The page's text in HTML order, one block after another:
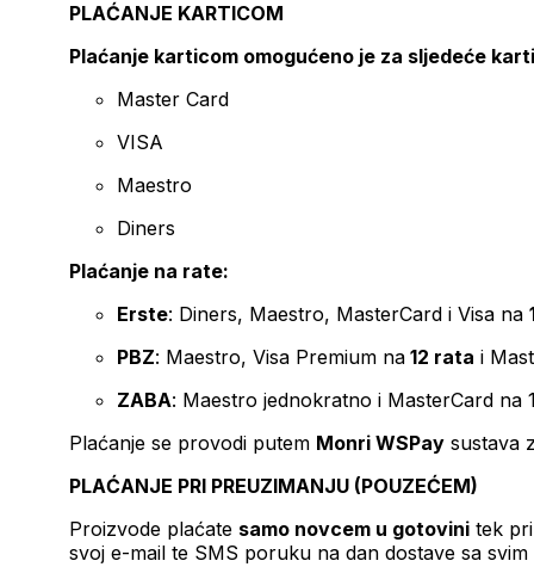
PLAĆANJE KARTICOM
Plaćanje karticom omogućeno je za sljedeće
Master Card
VISA
Maestro
Diners
Plaćanje na rate:
Erste: Diners, Maestro, MasterCard i Visa na
PBZ: Maestro, Visa Premium na 12 rata i
ZABA: Maestro jednokratno i MasterCard na
Plaćanje se provodi putem Monri WSPay sustava
PLAĆANJE PRI PREUZIMANJU (POUZEĆEM)
Proizvode plaćate samo novcem u gotovini tek
svoj e-mail te SMS poruku na dan dostave sa svim